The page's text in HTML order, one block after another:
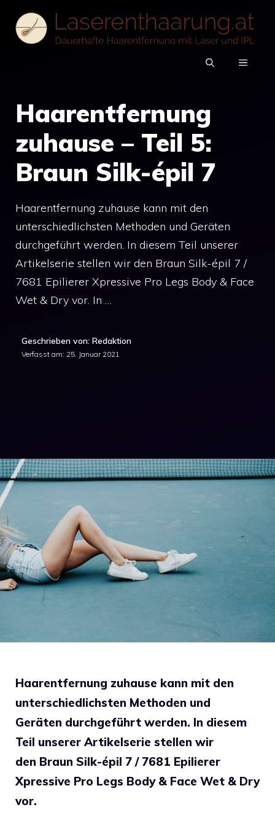
Inhalt
springen
MENÜ
Haarentfernung
zuhause – Teil 5:
Braun Silk-épil 7
Haarentfernung zuhause kann mit den
unterschiedlichsten Methoden und Geräten
durchgeführt werden. In diesem Teil unserer
Artikelserie stellen wir den Braun Silk-épil 7 /
7681 Epilierer Xpressive Pro Legs Body & Face
Wet & Dry vor. In …
Geschrieben von: Redaktion
Verfasst am: 25. Januar 2021
Haarentfernung zuhause kann mit den
unterschiedlichsten Methoden und
Geräten durchgeführt werden. In diesem
Teil unserer Artikelserie stellen wir
den Braun Silk-épil 7 / 7681 Epilierer
Xpressive Pro Legs Body & Face Wet & Dry
vor.